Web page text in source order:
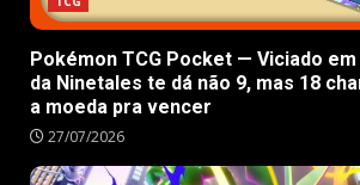
Pokémon TCG Pocket — Viciado
da Ninetales te dá não 9, mas 18
a moeda pra vencer
27/07/2026